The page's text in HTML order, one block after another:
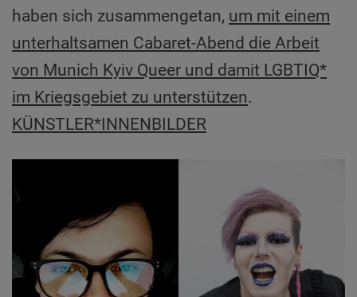
haben sich zusammengetan, um mit einem
unterhaltsamen Cabaret-Abend die Arbeit
von Munich Kyiv Queer und damit LGBTIQ*
im Kriegsgebiet zu unterstützen.
KÜNSTLER*INNENBILDER